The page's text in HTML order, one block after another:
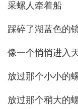
采螺人牵着船
踩碎了湖蓝色的
像一个悄悄进入
放过那个小小的
放过那个稍大的